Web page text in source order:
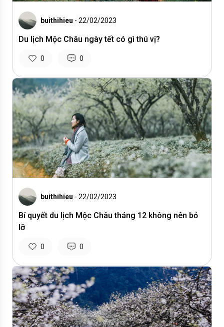
buithihieu - 22/02/2023
Du lịch Mộc Châu ngày tết có gì thú vị?
0 0
buithihieu - 22/02/2023
Bí quyết du lịch Mộc Châu tháng 12 không nên bỏ
lỡ
0 0